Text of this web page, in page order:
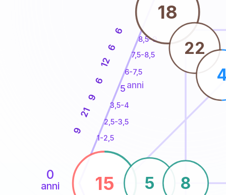
0
anni
1-2,5
2,5-3,5
3,5-4
6-7,5
7,5-8,5
8,5-9
9
21
9
6
12
6
6
15
18
5 8
22
5anni